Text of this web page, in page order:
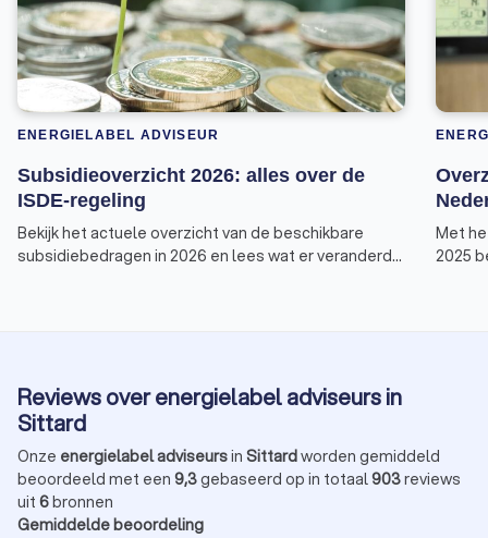
ENERGIELABEL ADVISEUR
Subsidieoverzicht 2026: alles over de
ISDE-regeling
Bekijk het actuele overzicht van de beschikbare
subsidiebedragen in 2026 en lees wat er veranderd
Met
2025
Reviews over energielabel adviseurs in
Sittard
Onze energielabel adviseursin Sittardworden gemiddeld
beoordeeld met een 9,3gebaseerd op in totaal903reviews
uit 6bronnen
Gemiddelde beoordeling